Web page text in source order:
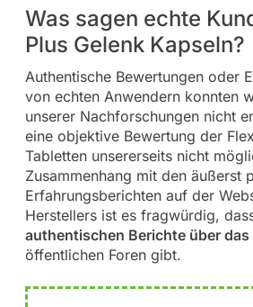
Was sagen echte
Plus Gelenk Kapseln?
Authentische Bewertungen oder
von echten Anwendern konnten
unserer Nachforschungen nicht
eine objektive Bewertung der
Tabletten unsererseits nicht
Zusammenhang mit den äußerst
Erfahrungsberichten auf der
Herstellers ist es fragwürdig,
authentischen Berichte über
öffentlichen Foren gibt.